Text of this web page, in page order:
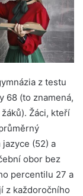
z testu
68 (to znamená,
Žáci, kteří
(52) a
obor bez
percentilu 27 a
z každoročního